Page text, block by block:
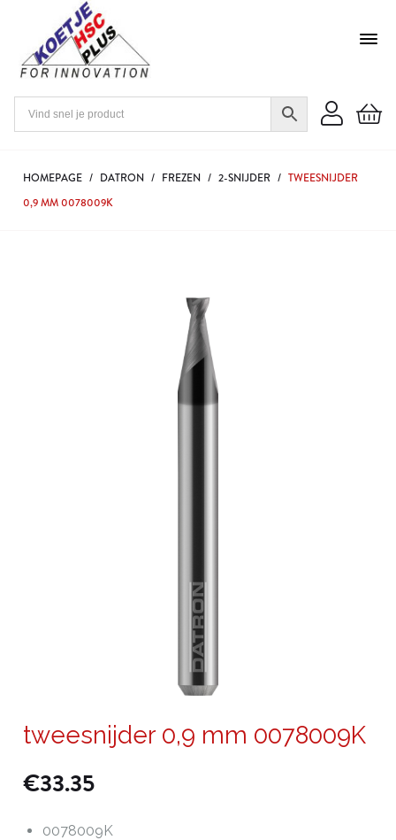
HOMEPAGE / DATRON / FREZEN / 2-SNIJDER / TWEESNIJDER
0,9 MM 0078009K
tweesnijder 0,9 mm 0078009K
€33.35
0078009K